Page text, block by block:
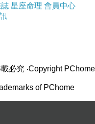
星座命理 會員中心
必究 ‧Copyright PChome
of PChome